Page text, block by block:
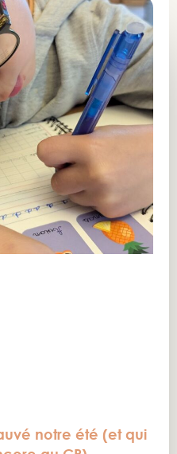
notre été (et qui